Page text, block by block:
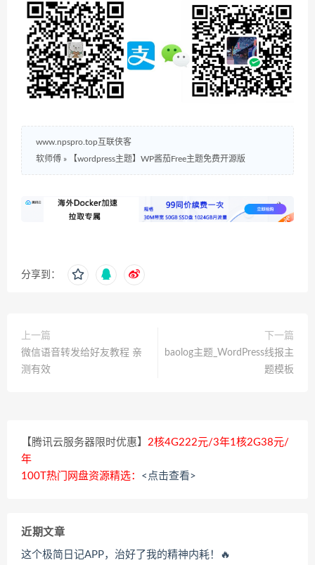
www.npspro.top互联侠客
软师傅 » 【wordpress主题】WP酱茄Free主题免费开源版
分享到：
上一篇
微信语音转发给好友教程 亲
测有效
下一篇
baolog主题_WordPress线报主
题模板
【腾讯云服务器限时优惠】 2核4G222元/3年1核2G38元/
年
100T热门网盘资源精选： <点击查看>
近期文章
这个极简日记APP，治好了我的精神内耗！🔥